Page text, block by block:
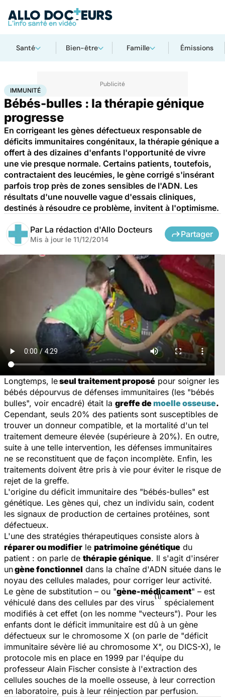
Santé Bien-être Famille Émissions
AccueilSantéImmunité
IMMUNITÉ
Bébés-bulles : la thérapie génique
progresse
En corrigeant les gènes défectueux responsable de
déficits immunitaires congénitaux, la thérapie génique a
offert à des dizaines d'enfants l'opportunité de vivre
une vie presque normale. Certains patients, toutefois,
contractaient des leucémies, le gène corrigé s'insérant
parfois trop près de zones sensibles de l'ADN. Les
résultats d'une nouvelle vague d'essais cliniques,
destinés à résoudre ce problème, invitent à l'optimisme.
Par La rédaction d'Allo Docteurs
Mis à jour le 11/12/2014
Partager
Longtemps, leseul traitement proposé pour soigner les
bébés dépourvus de défenses immunitaires (les "bébés
bulles", voir encadré) était la greffe demoelle osseuse.
Cependant, seuls 20% des patients sont susceptibles de
trouver un donneur compatible, et la mortalité d'un tel
traitement demeure élevée (supérieure à 20%). En outre,
suite à une telle intervention, les défenses immunitaires
ne se reconstituent que de façon incomplète. Enfin, les
traitements doivent être pris à vie pour éviter le risque de
rejet de la greffe.
L'origine du déficit immunitaire des "bébés-bulles" est
génétique. Les gènes qui, chez un individu sain, codent
les signaux de production de certaines protéines, sont
défectueux.
L'une des stratégies thérapeutiques consiste alors à
réparer ou modifier le patrimoine génétique du
patient : on parle de thérapie génique. Il s'agit d'insérer
ungène fonctionnel dans la chaîne d'ADN située dans le
noyau des cellules malades, pour corriger leur activité.
Le gène de substitution – ou "gène-médicament" – est
véhiculé dans des cellules par des virus
(1)
spécialement
modifiés à cet effet (on les nomme "vecteurs"). Pour les
enfants dont le déficit immunitaire est dû à un gène
défectueux sur le chromosome X (on parle de "déficit
immunitaire sévère lié au chromosome X", ou DICS-X), le
protocole mis en place en 1999 par l'équipe du
professeur Alain Fischer consiste à l'extraction des
cellules souches de la moelle osseuse, à leur correction
en laboratoire, puis à leur réinjection par perfusion.